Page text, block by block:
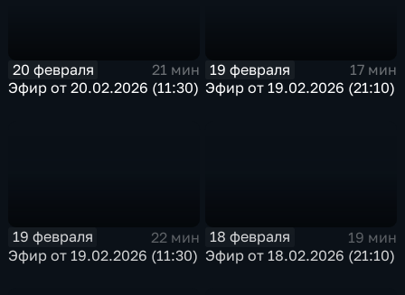
20 февраля
21 мин
Эфир от 20.02.2026 (11:30)
19 февраля
17 мин
Эфир от 19.02.2026 (21:10)
19 февраля
22 мин
Эфир от 19.02.2026 (11:30)
18 февраля
19 мин
Эфир от 18.02.2026 (21:10)